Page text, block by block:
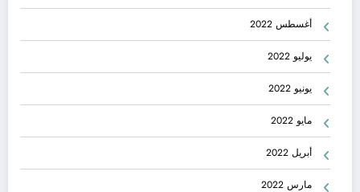
أغسطس 2022
يوليو 2022
يونيو 2022
مايو 2022
أبريل 2022
مارس 2022